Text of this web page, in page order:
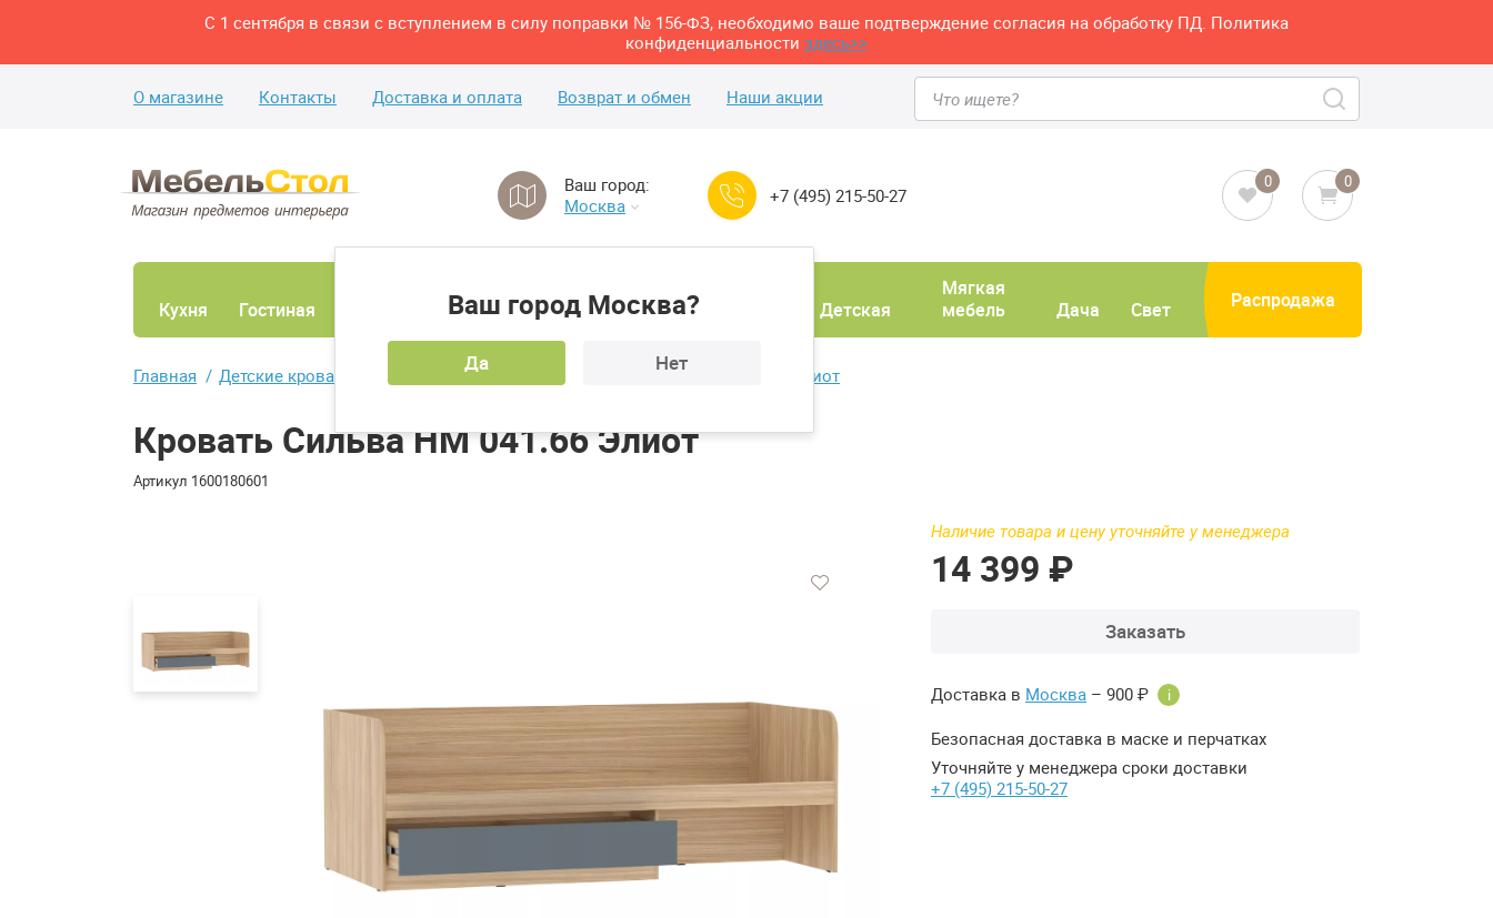
С 1 сентября в связи с вступлением в силу поправки № 156-ФЗ, необходимо ваше подтверждение согласия на обработку ПД. Политика
конфиденциальности здесь>>
О магазине Контакты Доставка и оплата Возврат и обмен Наши акции
Ваш город:
Москва
Ваш город Москва?
Да Нет
+7 (495) 215-50-27
0 0
Кухня Гостиная Спальня
кабинет
Детская
Мягкая
мебель
Дача Свет Распродажа
Главная Детские кровати Одноярусные кровати Кровать Сильва НМ 041.66 Элиот
Кровать Сильва НМ 041.66 Элиот
Артикул 1600180601
Наличие товара и цену уточняйте у менеджера
14 399 ₽
Заказать
Доставка в Москва – 900 ₽ i
Безопасная доставка в маске и перчатках
Уточняйте у менеджера сроки доставки
+7 (495) 215-50-27